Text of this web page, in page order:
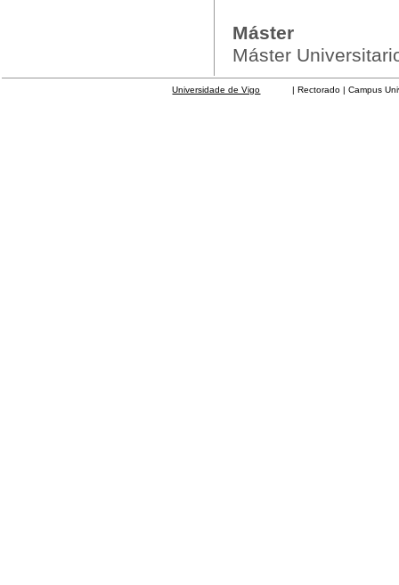
Máster
Máster
Universidade de Vigo | Rectorado | Campus